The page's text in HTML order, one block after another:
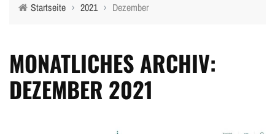
Startseite › 2021 › Dezember
MONATLICHES ARCHIV:
DEZEMBER 2021